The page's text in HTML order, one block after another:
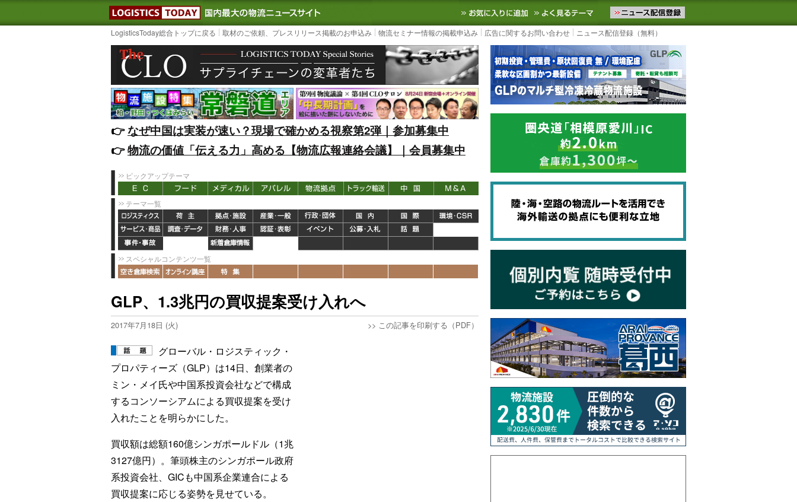
LOGISTICS TODAY｜国内最大の物流ニュースサイト3PL, SCMなど国内外の最新の物流ニュースをお届けします。物流ニュースメール配信を登録す
お気に入りに追加 よく見るテーマ
LogisticsToday総合トップに戻る 取材のご依頼、プレスリリース掲載のお申込み 物流セミナー情報の掲載申込み 広告に関するお問い合わせ ニュース配信登録（無料）
👉️なぜ中国は実装が速い？現場で確かめる視察第2弾｜参加募集中
👉️物流の価値「伝える力」高める【物流広報連絡会議】｜会員募集中
ピックアップテーマ
テーマ一覧
スペシャルコンテンツ一覧
GLP、1.3兆円の買収提案受け入れへ
2017年7月18日 (火) >> この記事を印刷する（PDF）
グローバル・ロジスティック・
プロパティーズ（GLP）は14日、創業者の
ミン・メイ氏や中国系投資会社などで構成
するコンソーシアムによる買収提案を受け
入れたことを明らかにした。
買収額は総額160億シンガポールドル（1兆
3127億円）。筆頭株主のシンガポール政府
系投資会社、GICも中国系企業連合による
買収提案に応じる姿勢を見せている。